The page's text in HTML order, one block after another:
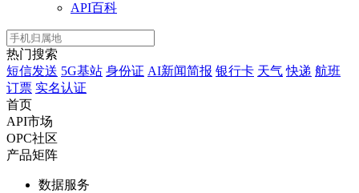
API百科
热门搜索
短信发送 5G基站 身份证 AI新闻简报 银行卡 天气 快递 航班
订票 实名认证
首页
API市场
OPC社区
产品矩阵
数据服务